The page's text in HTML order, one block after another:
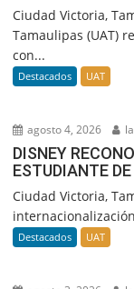
Ciudad Victoria,
Tamaulipas (UAT)
con...
Destacados UAT
agosto 4, 2026
DISNEY
ESTUDIANTE
Ciudad Victoria,
Destacados UAT